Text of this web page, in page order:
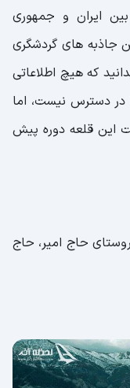
ایران و جمهوری
جاذبه های گردشگری
که هیچ اطلاعاتی
در دسترس نیست، اما
این قلعه دوره پیش
حاج امیر، حاج